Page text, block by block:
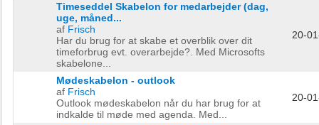
Timeseddel Skabelon for medarbejder (dag,
uge, måned...
af Frisch
Har du brug for at skabe et overblik over dit
timeforbrug evt. overarbejde?. Med Microsofts
skabelone...
20-
Mødeskabelon - outlook
af Frisch
Outlook mødeskabelon når du har brug for at
indkalde til møde med agenda. Med...
20-